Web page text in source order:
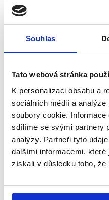
Souhlas
Tato webová stránka
K personalizaci obsahu a
sociálních médií a
soubory cookie.
sdílíme se svými partnery
analýzy. Partneři tyto
dalšími informacemi,
získali v důsledku toho, že
Chcete vyjednat
Vaše kontaktní údaje
Jméno a příjmení*
E-mail*
Kraj *
Město/obec *
Zpráva